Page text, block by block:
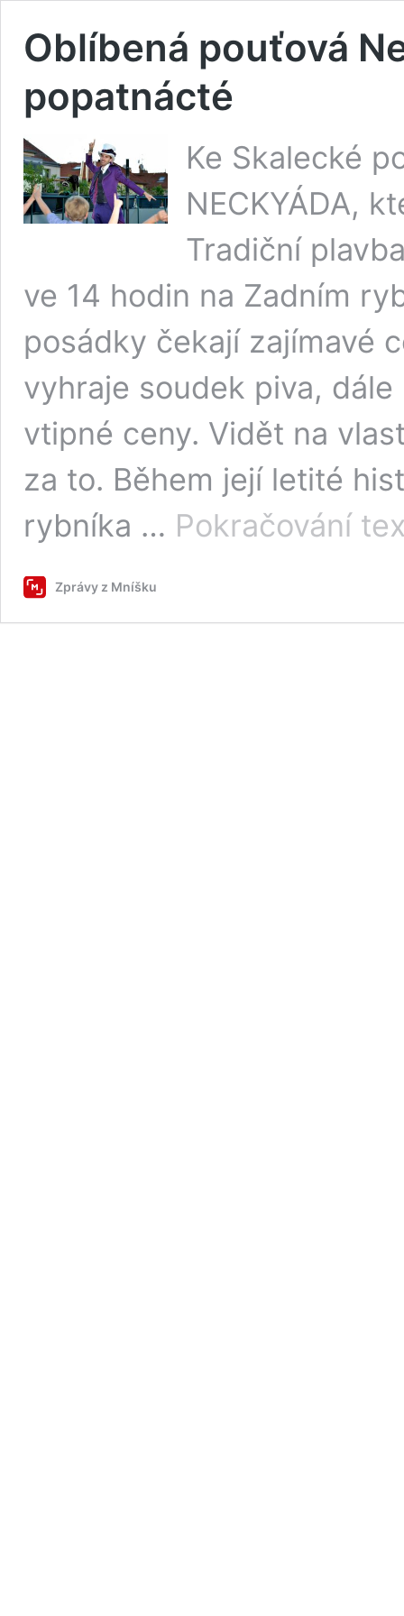
Oblíbená pouťová
popatnácté
Ke Skalecké
NECKYÁDA,
Tradiční
ve 14 hodin na Zadním
posádky čekají zajímavé
vyhraje soudek piva,
vtipné ceny. Vidět na
za to. Během její letité
rybníka … Pokračování
Zprávy z Mníšku